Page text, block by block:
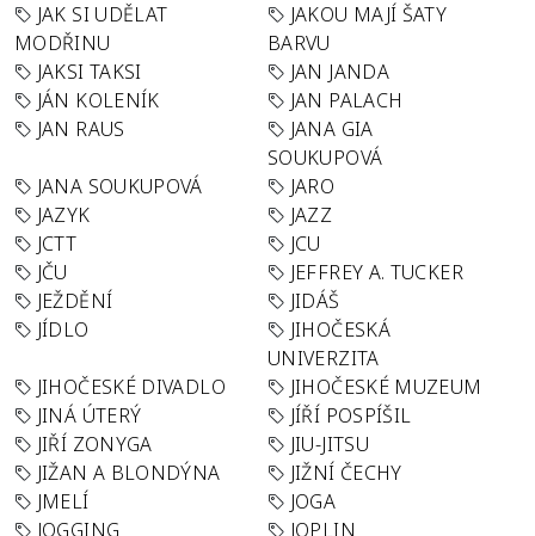
JAK SI UDĚLAT
MODŘINU
JAKOU MAJÍ ŠATY
BARVU
JAKSI TAKSI
JAN JANDA
JÁN KOLENÍK
JAN PALACH
JAN RAUS
JANA GIA
SOUKUPOVÁ
JANA SOUKUPOVÁ
JARO
JAZYK
JAZZ
JCTT
JCU
JČU
JEFFREY A. TUCKER
JEŽDĚNÍ
JIDÁŠ
JÍDLO
JIHOČESKÁ
UNIVERZITA
JIHOČESKÉ DIVADLO
JIHOČESKÉ MUZEUM
JINÁ ÚTERÝ
JÍŘÍ POSPÍŠIL
JIŘÍ ZONYGA
JIU-JITSU
JIŽAN A BLONDÝNA
JIŽNÍ ČECHY
JMELÍ
JOGA
JOGGING
JOPLIN